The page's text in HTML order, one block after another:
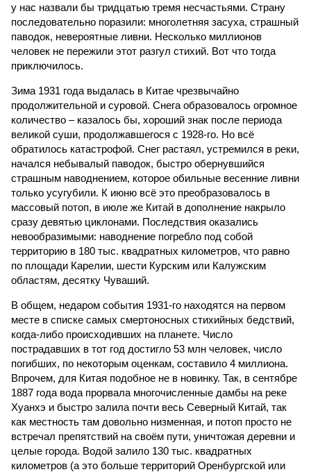
у нас назвали бы тридцатью тремя несчастьями. Страну
последовательно поразили: многолетняя засуха, страшный
паводок, невероятные ливни. Несколько миллионов
человек не пережили этот разгул стихий. Вот что тогда
приключилось.
Зима 1931 года выдалась в Китае чрезвычайно
продолжительной и суровой. Снега образовалось огромное
количество – казалось бы, хороший знак после периода
великой суши, продолжавшегося с 1928-го. Но всё
обратилось катастрофой. Снег растаял, устремился в реки,
начался небывалый паводок, быстро обернувшийся
страшным наводнением, которое обильные весенние ливни
только усугубили. К июню всё это преобразовалось в
массовый потоп, в июле же Китай в дополнение накрыло
сразу девятью циклонами. Последствия оказались
невообразимыми: наводнение погребло под собой
территорию в 180 тыс. квадратных километров, что равно
по площади Карелии, шести Курским или Калужским
областям, десятку Чуваший.
В общем, недаром события 1931-го находятся на первом
месте в списке самых смертоносных стихийных бедствий,
когда-либо происходивших на планете. Число
пострадавших в тот год достигло 53 млн человек, число
погибших, по некоторым оценкам, составило 4 миллиона.
Впрочем, для Китая подобное не в новинку. Так, в сентябре
1887 года вода прорвала многочисленные дамбы на реке
Хуанхэ и быстро залила почти весь Северный Китай, так
как местность там довольно низменная, и потоп просто не
встречал препятствий на своём пути, уничтожая деревни и
целые города. Водой залило 130 тыс. квадратных
километров (а это больше территорий Оренбургской или